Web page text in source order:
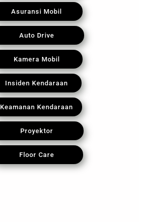
Asuransi Mobil
Auto Drive
Kamera Mobil
Insiden Kendaraan
Keamanan Kendaraan
Proyektor
Floor Care